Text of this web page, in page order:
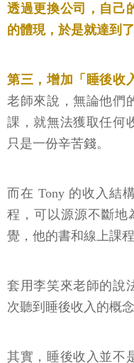
透過更換公司，自己
的體現，於是就達到
第三，增加「睡後收
老師來說，無論他們
課，就無法獲取任何
只是一份辛苦錢。
而在 Tony 的收入結
程，可以源源不斷地
覺，他的書和線上課
套用李笑來老師的說
次聽到睡後收入的概
其實，睡後收入並不